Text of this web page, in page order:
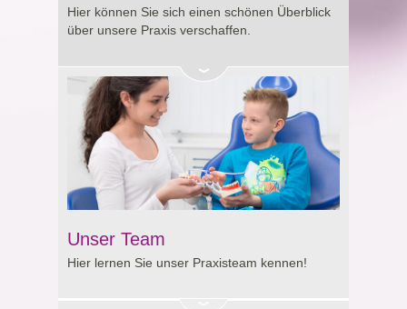
Hier können Sie sich einen schönen Überblick
über unsere Praxis verschaffen.
Unser Team
Hier lernen Sie unser Praxisteam kennen!